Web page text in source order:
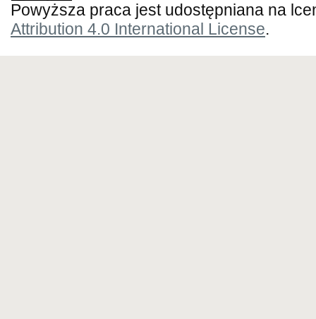
Powyższa praca jest udostępniana na
Attribution 4.0 International License.